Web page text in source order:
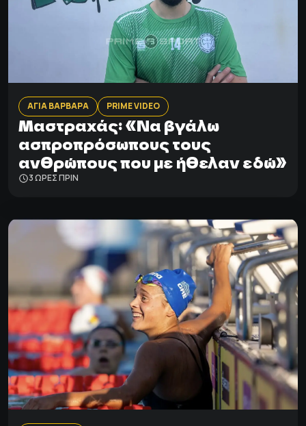
ΑΓΙΑ ΒΑΡΒΑΡΑ PRIME VIDEO
Μαστραχάς: «Να βγάλω
ασπροπρόσωπους τους
ανθρώπους που με ήθελαν εδώ»
3 ΩΡΕΣ ΠΡΙΝ